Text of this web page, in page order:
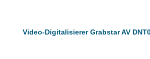
Video-Digitalisierer Grabstar AV